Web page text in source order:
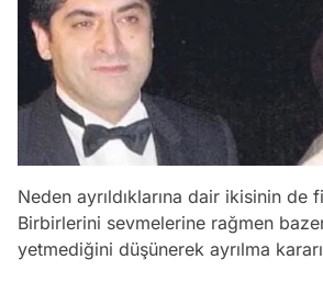
Neden ayrıldıklarına dair ikisinin de
Birbirlerini sevmelerine rağmen
yetmediğini düşünerek ayrılma